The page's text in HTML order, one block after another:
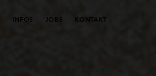
INFOS JOBS KONTAKT